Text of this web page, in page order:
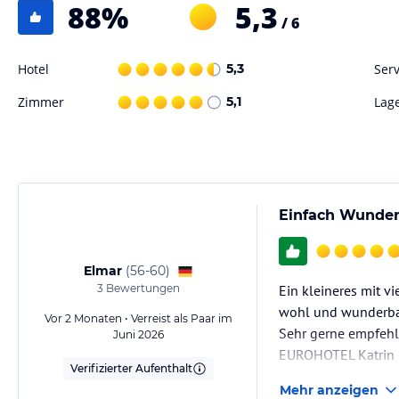
• Satelliten-TV
• Safe (gegen Gebühr)
• Kostenlos Wi-fi
• Mini-Kühlschrank
• Balkon oder Terrasse
• Safe (gegen Gebühr)
• Pool Handtücher
88% 5,3 / 6
Hotel 5,3
Zimmer 5,1
Elmar (56-60)
3Bewertungen
Vor 2 Monaten • Verreist als Paar im
Juni 2026
Verifizierter Aufenthalt
Einfach
Ein kleineres mit
wohl und
Sehr gerne
EUROHOTEL
Mehr anzeigen